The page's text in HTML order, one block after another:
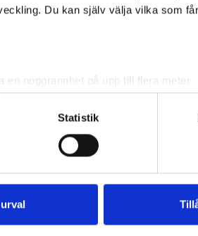
Du kan själv välja vilka som
en noggrannhet på upp till flera meter
kännetecken (fingeravtryck)
ställ in dina preferenser i
sådana identifierare och annan
med. Dessa kan i sin tur
Statistik
Golfklubb
Golfklubb
Golfklubb
Olofström